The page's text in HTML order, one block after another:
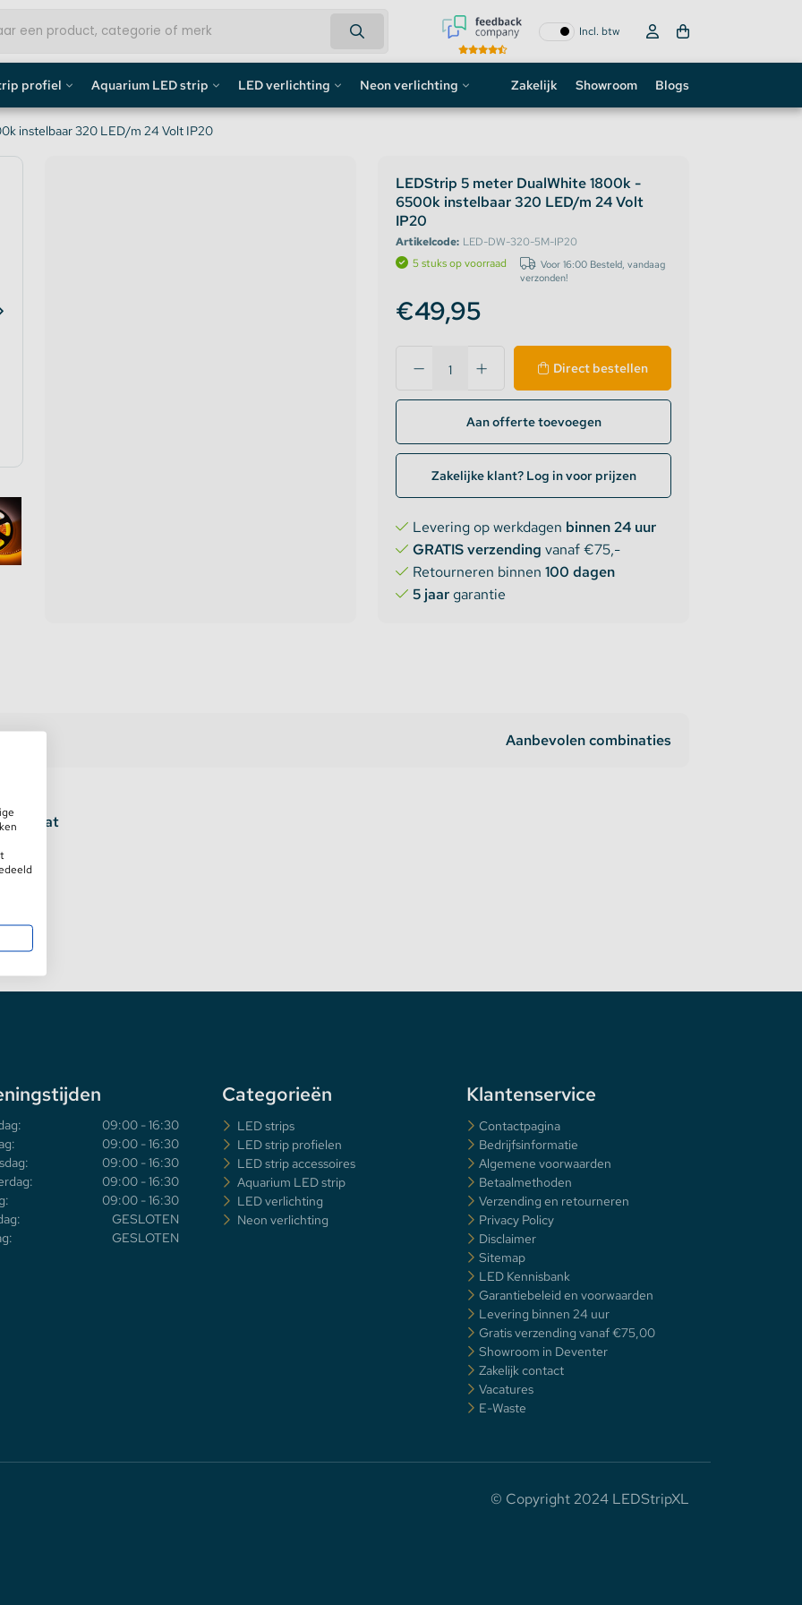
Incl. btw
profiel
/ Gipsplaten Profiel
LED Profielen
Lumines
Aquarium LED strip
Aquarium LED Strips
LED verlichting Neon verlichting
Custom neon sign
Neon LED strip
Zakelijk Showroom Blogs
instelbaar 320 LED/m 24 Volt IP20
LEDStrip 5 meter DualWhite 1800k -
6500k instelbaar 320 LED/m 24 Volt
IP20
Artikelcode: LED-DW-320-5M-IP20
5 stuks op voorraad
Voor 16:00 Besteld, vandaag
verzonden!
€49,95
Direct bestellen
Aan offerte toevoegen
Zakelijke klant? Log in voor prijzen
Levering op werkdagen binnen 24 uur
GRATIS verzending vanaf €75,-
Retourneren binnen 100 dagen
5 jaargarantie
Aanbevolen combinaties
en wat
09:00 - 16:30
09:00 - 16:30
09:00 - 16:30
09:00 - 16:30
09:00 - 16:30
GESLOTEN
GESLOTEN
Categorieën
LED strips
LED strip profielen
LED strip accessoires
Aquarium LED strip
LED verlichting
Neon verlichting
Klantenservice
Contactpagina
Bedrijfsinformatie
Algemene voorwaarden
Betaalmethoden
Verzending en retourneren
Privacy Policy
Disclaimer
Sitemap
LED Kennisbank
Garantiebeleid en voorwaarden
Levering binnen 24 uur
Gratis verzending vanaf €75,00
Showroom in Deventer
Zakelijk contact
Vacatures
E-Waste
© Copyright 2024 LEDStripXL